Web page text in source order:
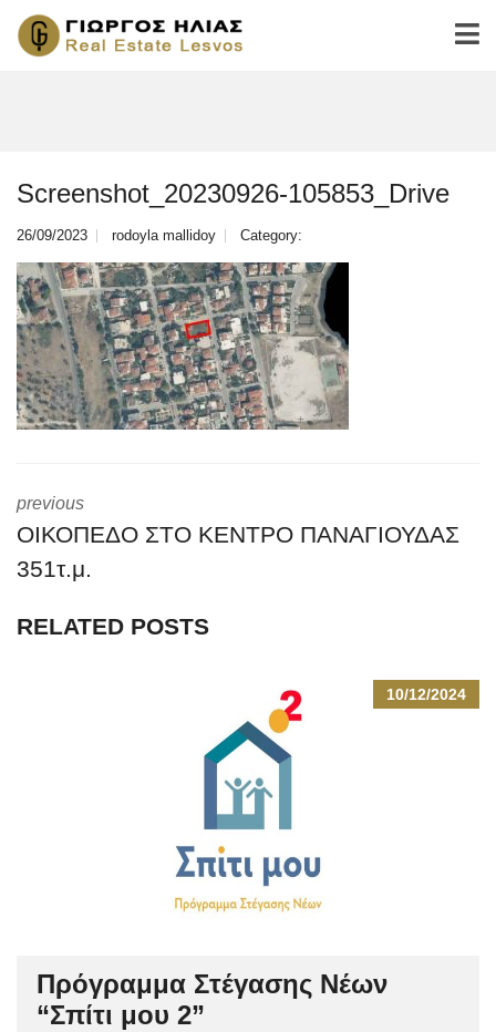
Screenshot_20230926-105853_Drive
26/09/2023 rodoyla mallidoy Category:
previous
ΟΙΚΟΠΕΔΟ ΣΤΟ ΚΕΝΤΡΟ ΠΑΝΑΓΙΟΥΔΑΣ
351τ.μ.
RELATED POSTS
10/12/2024
Πρόγραμμα Στέγασης Νέων
“Σπίτι μου 2”